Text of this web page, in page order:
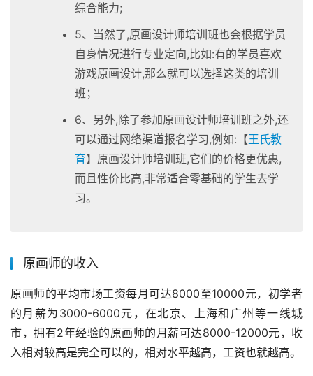
综合能力;
5、当然了,原画设计师培训班也会根据学员
自身情况进行专业定向,比如:有的学员喜欢
游戏原画设计,那么就可以选择这类的培训
班；
6、另外,除了参加原画设计师培训班之外,还
可以通过网络渠道报名学习,例如:【王氏教
育】原画设计师培训班,它们的价格更优惠,
而且性价比高,非常适合零基础的学生去学
习。
原画师的收入
原画师的平均市场工资每月可达8000至10000元，初学者
的月薪为3000-6000元，在北京、上海和广州等一线城
市，拥有2年经验的原画师的月薪可达8000-12000元，收
入相对较高是完全可以的，相对水平越高，工资也就越高。